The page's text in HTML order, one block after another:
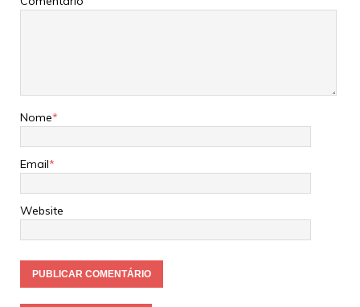
Nome*
Email*
Website